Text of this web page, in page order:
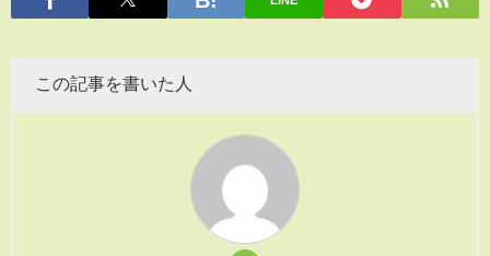
この記事を書いた人